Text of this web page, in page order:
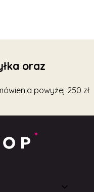
oraz
powyżej 250 zł